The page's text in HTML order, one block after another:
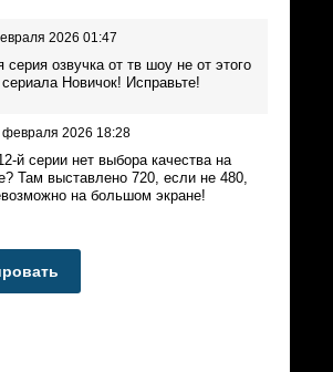
2026 01:47
серия озвучка от тв шоу не от этого
Новичок! Исправьте!
февраля 2026 18:28
й серии нет выбора качества на
Там выставлено 720, если не 480,
на большом экране!